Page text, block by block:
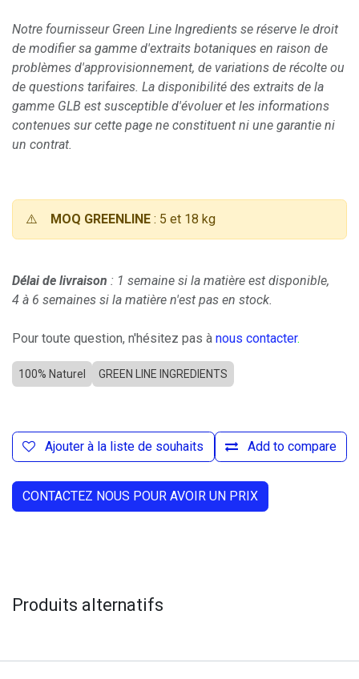
Notre fournisseur Green Line Ingredients se réserve le droit
de modifier sa gamme d'extraits botaniques en raison de
problèmes d'approvisionnement, de variations de récolte ou
de questions tarifaires. La disponibilité des extraits de la
gamme GLB est susceptible d'évoluer et les informations
contenues sur cette page ne constituent ni une garantie ni
un contrat.
⚠️ MOQ GREENLINE : 5 et 18 kg
Délai de livraison : 1 semaine si la matière est disponible,
4 à 6 semaines si la matière n'est pas en stock.
Pour toute question, n'hésitez pas à nous contacter.
100% Naturel GREEN LINE INGREDIENTS
Add to compare
Ajouter à la liste de souhaits
CONTACTEZ NOUS POUR AVOIR UN PRIX
Produits alternatifs